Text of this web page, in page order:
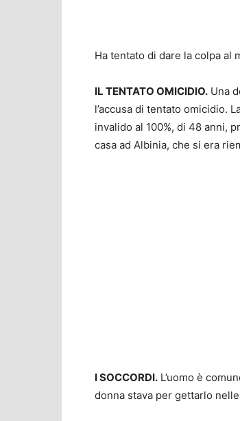
Ha tentato di dare la colpa al
IL TENTATO OMICIDIO. Una
l’accusa di tentato omicidio.
invalido al 100%, di 48 anni,
casa ad Albinia, che si era
I SOCCORDI. L’uomo è
donna stava per gettarlo